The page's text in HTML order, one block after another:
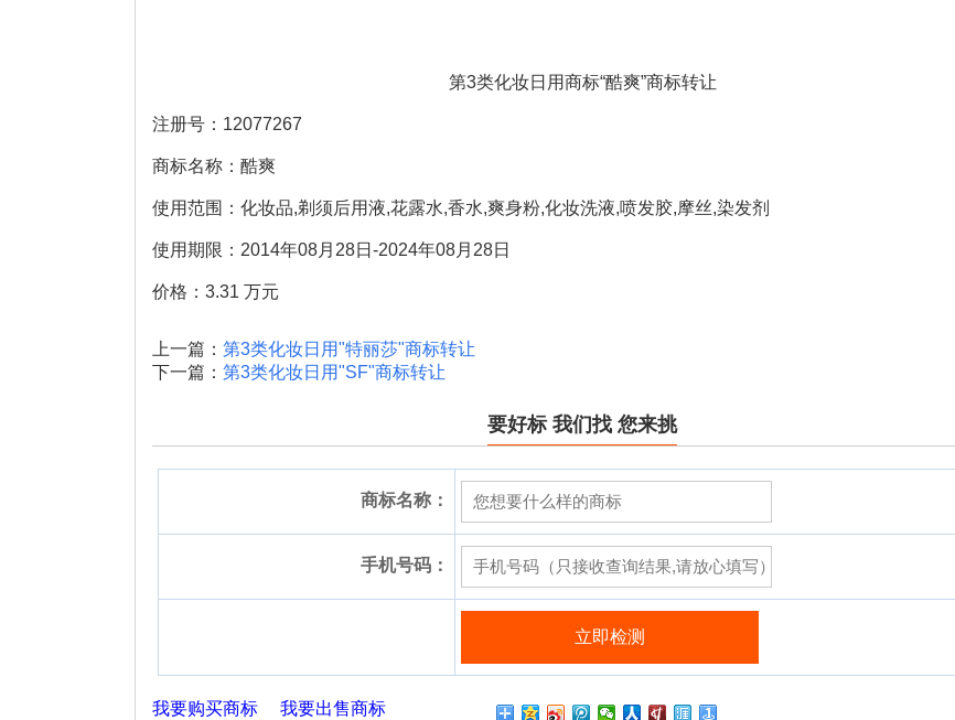
第3类化妆日用商标“酷爽”商标转让
注册号：12077267
商标名称：酷爽
使用范围：化妆品,剃须后用液,花露水,香水,爽身粉,化妆洗液,喷发胶,摩丝,染发剂
使用期限：2014年08月28日-2024年08月28日
价格：3.31 万元
上一篇： 第3类化妆日用"特丽莎"商标转让
下一篇： 第3类化妆日用"SF"商标转让
要好标 我们找 您来挑
商标名称：
手机号码：
我要购买商标 我要出售商标